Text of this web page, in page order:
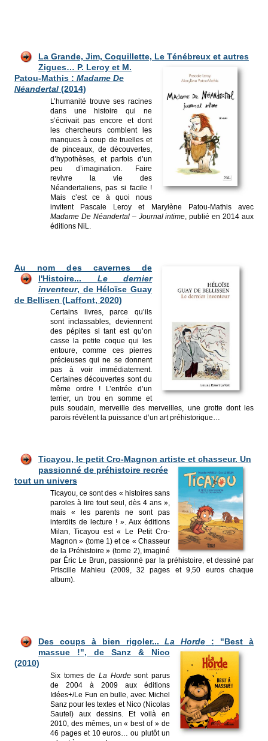
La Grande, Jim, Coquillette, Le Ténébreux et autres
Zigues… P. Leroy et M.
Patou-Mathis : Madame De
Néandertal(2014)
L’humanité trouve ses racines
dans une histoire qui ne
s’écrivait pas encore et dont
les chercheurs comblent les
manques à coup de truelles et
de pinceaux, de découvertes,
d’hypothèses, et parfois d’un
peu d’imagination. Faire
revivre la vie des
Néandertaliens, pas si facile !
Mais c’est ce à quoi nous
invitent Pascale Leroy et Marylène Patou-Mathis avec
Madame De Néandertal – Journal intime , publié en 2014 aux
éditions NiL.
Au nom des cavernes de
l'Histoire... Le dernier
inventeur, de Héloïse Guay
de Bellisen (Laffont, 2020)
Certains livres, parce qu’ils
sont inclassables, deviennent
des pépites si tant est qu’on
casse la petite coque qui les
entoure, comme ces pierres
précieuses qui ne se donnent
pas à voir immédiatement.
Certaines découvertes sont du
même ordre ! L’entrée d’un
terrier, un trou en somme et
puis soudain, merveille des merveilles, une grotte dont les
parois révèlent la puissance d’un art préhistorique…
Ticayou, le petit Cro-Magnon artiste et chasseur. Un
passionné de préhistoire recrée
tout un univers
Ticayou, ce sont des « histoires sans
paroles à lire tout seul, dès 4 ans »,
mais « les parents ne sont pas
interdits de lecture ! ». Aux éditions
Milan, Ticayou est « Le Petit Cro-
Magnon » (tome 1) et ce « Chasseur
de la Préhistoire » (tome 2), imaginé
par Éric Le Brun, passionné par la préhistoire, et dessiné par
Priscille Mahieu (2009, 32 pages et 9,50 euros chaque
album).
Des coups à bien rigoler...La Horde : "Best à
massue !", de Sanz & Nico
(2010)
Six tomes de La Hordesont parus
de 2004 à 2009 aux éditions
Idées+/Le Fun en bulle, avec Michel
Sanz pour les textes et Nico (Nicolas
Sautel) aux dessins. Et voilà en
2010, des mêmes, un « best of » de
46 pages et 10 euros… ou plutôt un